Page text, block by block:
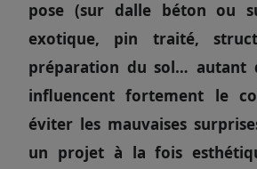
pose (sur dalle béton ou
exotique, pin traité,
préparation du sol… autant
influencent fortement le
éviter les mauvaises
un projet à la fois